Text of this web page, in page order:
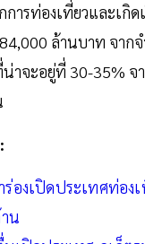
การท่องเที่ยวและเกิ
ล้านบาท จาก
าจะอยู่ที่ 30-35% จ
องเปิดประเทศท่อง
น